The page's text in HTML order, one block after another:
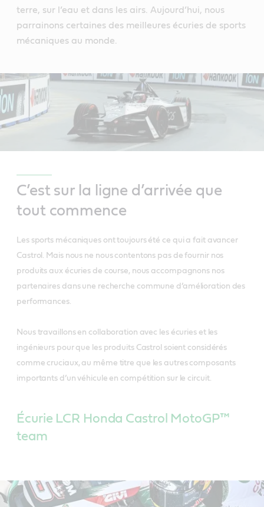
terre, sur l’eau et dans les airs. Aujourd’hui, nous
parrainons certaines des meilleures écuries de sports
mécaniques au monde.
C’est sur la ligne d’arrivée que
tout commence
Les sports mécaniques ont toujours été ce qui a fait avancer
Castrol. Mais nous ne nous contentons pas de fournir nos
produits aux écuries de course, nous accompagnons nos
partenaires dans une recherche commune d’amélioration des
performances.
Nous travaillons en collaboration avec les écuries et les
ingénieurs pour que les produits Castrol soient considérés
comme cruciaux, au même titre que les autres composants
importants d’un véhicule en compétition sur le circuit.
Écurie LCR Honda Castrol MotoGP™
team